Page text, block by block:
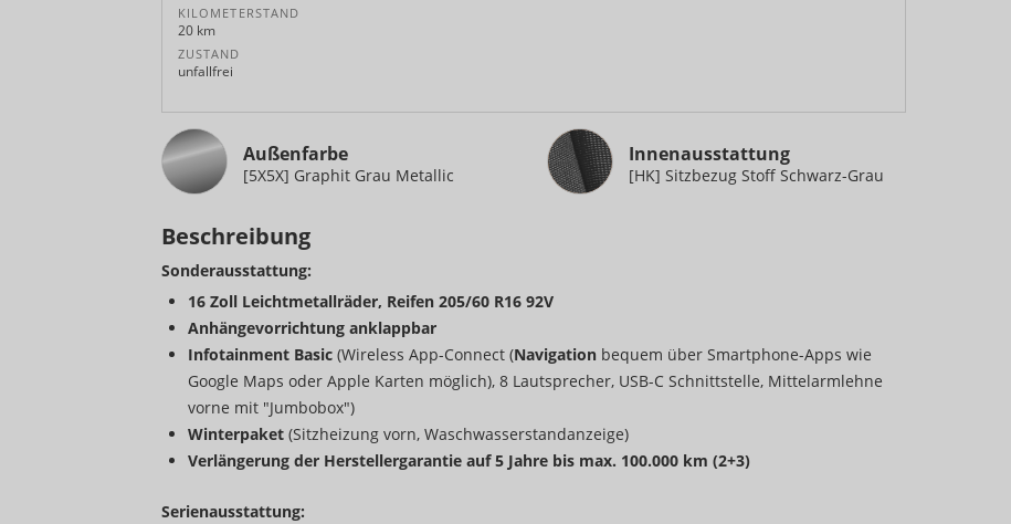
KILOMETERSTAND
20 km
ZUSTAND
unfallfrei
Außenfarbe
[5X5X] Graphit Grau Metallic
Innenausstattung
Innenausstattung
[HK] Sitzbezug Stoff Schwarz-Grau
Beschreibung
Sonderausstattung:
16 Zoll Leichtmetallräder, Reifen 205/60 R16 92V
Anhängevorrichtung anklappbar
Infotainment Basic (Wireless App-Connect (Navigation bequem über Smartphone-Apps wie
Google Maps oder Apple Karten möglich), 8 Lautsprecher, USB-C Schnittstelle, Mittelarmlehne
vorne mit "Jumbobox")
Winterpaket (Sitzheizung vorn, Waschwasserstandanzeige)
Verlängerung der Herstellergarantie auf 5 Jahre bis max. 100.000 km (2+3)
Serienausstattung: